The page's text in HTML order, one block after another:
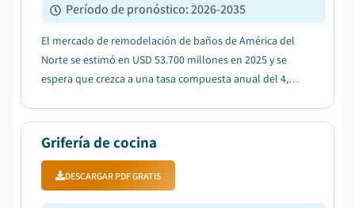
Período de pronóstico:2026-2035
El mercado de remodelación de baños de América del
Norte se estimó en USD 53.700 millones en 2025 y se
espera que crezca a una tasa compuesta anual del 4,1%
Grifería de cocina
DESCARGAR PDF GRATIS